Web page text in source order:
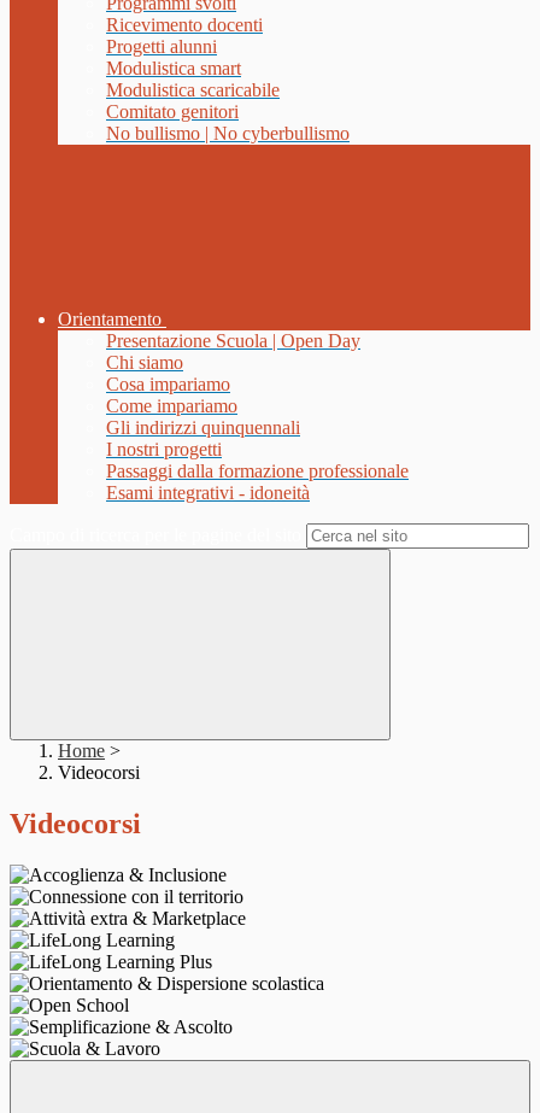
Ricevimento docenti
Progetti alunni
Modulistica smart
Modulistica scaricabile
Comitato genitori
No bullismo | No cyberbullismo
Orientamento
Presentazione Scuola | Open Day
Chi siamo
Cosa impariamo
Come impariamo
Gli indirizzi quinquennali
I nostri progetti
Passaggi dalla formazione professionale
Esami integrativi - idoneità
Home >
Videocorsi
Videocorsi